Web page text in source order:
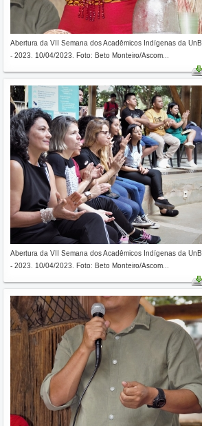
Abertura da VII Semana dos Acadêmicos Indígenas da UnB
- 2023. 10/04/2023. Foto: Beto Monteiro/Ascom...
Abertura da VII Semana dos Acadêmicos Indígenas da UnB
- 2023. 10/04/2023. Foto: Beto Monteiro/Ascom...